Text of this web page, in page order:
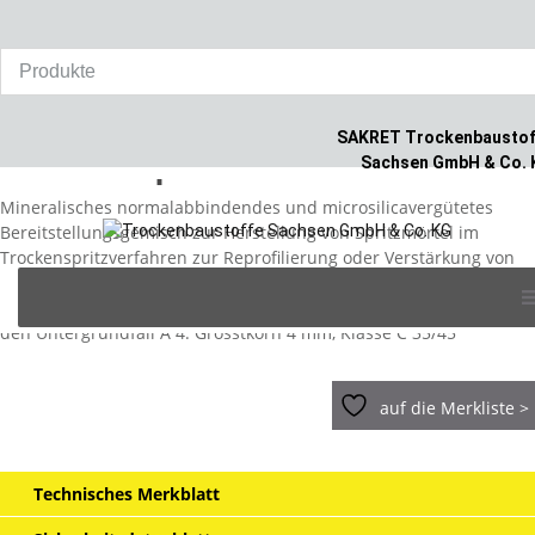
SAKRET
Sachsen GmbH & Co.
content
SAKRET Aquacret ACM 4 S-A 4
Mineralisches normalabbindendes und microsilicavergütetes
Bereitstellungsgemisch zur Herstellung von Spritzmörtel im
Trockenspritzverfahren zur Reprofilierung oder Verstärkung von
den Untergrundfall A 4. Grösstkorn 4 mm, Klasse C 35/45
auf die Merkliste >
Technisches Merkblatt